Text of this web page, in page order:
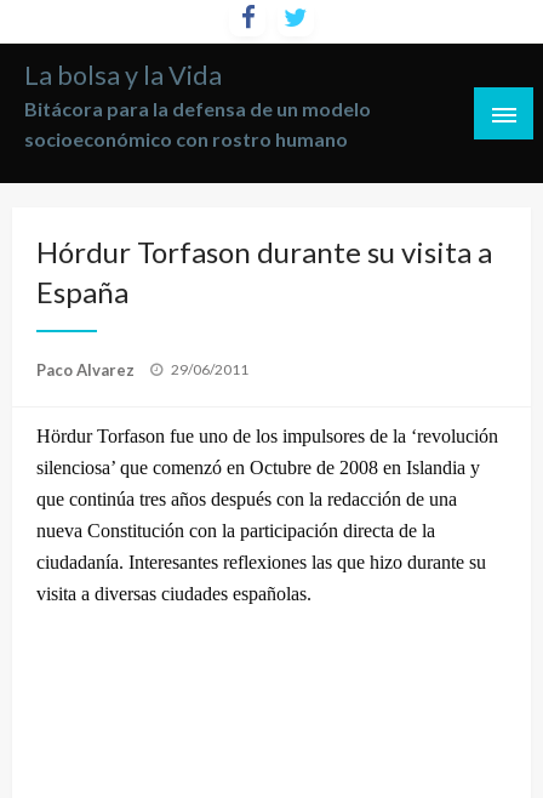
al
contenido
La bolsa y la Vida
Bitácora para la defensa de un modelo
socioeconómico con rostro humano
Hórdur Torfason durante su visita a
España
Paco Alvarez
Publicado
29/06/2011
Hördur Torfason fue uno de los impulsores de la ‘revolución
silenciosa’ que comenzó en Octubre de 2008 en Islandia y
que continúa tres años después con la redacción de una
nueva Constitución con la participación directa de la
ciudadanía. Interesantes reflexiones las que hizo durante su
visita a diversas ciudades españolas.